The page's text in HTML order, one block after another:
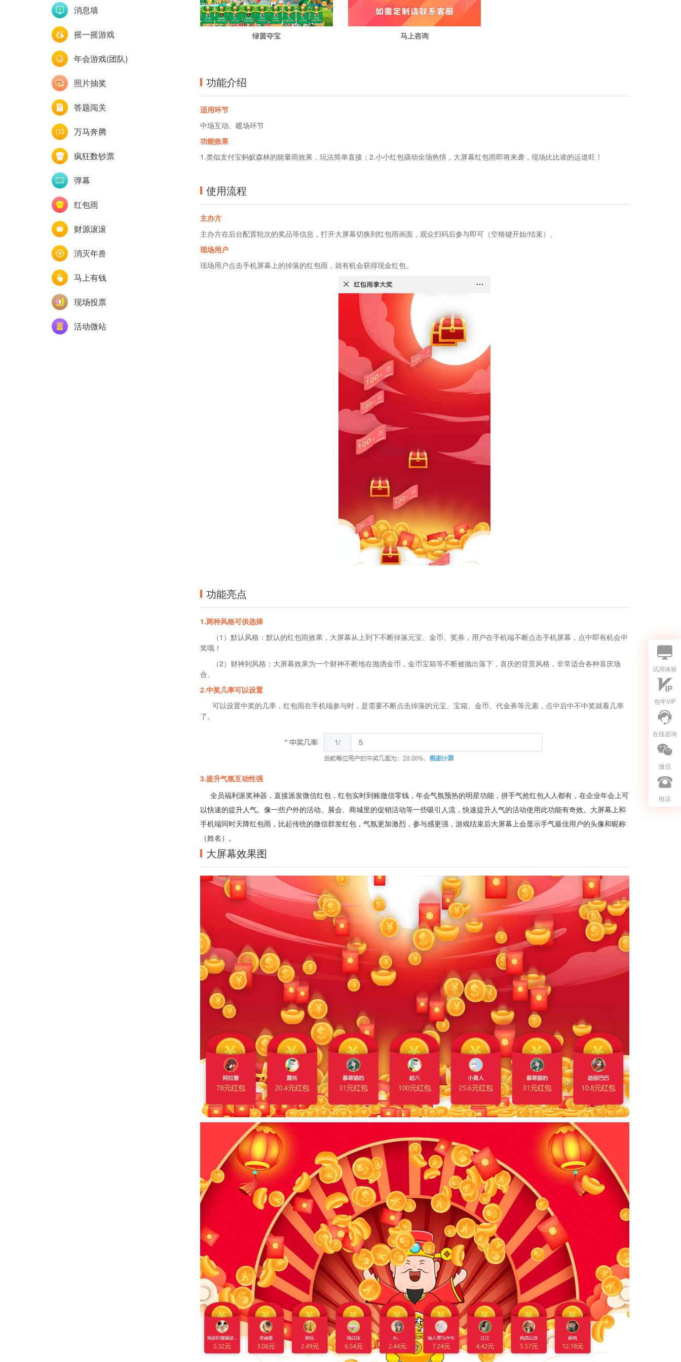
消息墙
摇一摇游戏
年会游戏(团队)
照片抽奖
答题闯关
万马奔腾
疯狂数钞票
弹幕
红包雨
财源滚滚
消灭年兽
马上有钱
现场投票
活动微站
绿茵夺宝 马上咨询
功能介绍
适用环节
中场互动、暖场环节
功能效果
1.类似支付宝蚂蚁森林的能量雨效果，玩法简单直接；2.小小红包撬动全场热情，大屏幕红包雨即将来袭，现场比比谁的运道旺！
使用流程
主办方
主办方在后台配置轮次的奖品等信息，打开大屏幕切换到红包雨画面，观众扫码后参与即可（空格键开始/结束）。
现场用户
现场用户点击手机屏幕上的掉落的红包雨，就有机会获得现金红包。
功能亮点
1.两种风格可供选择
（1）默认风格：默认的红包雨效果，大屏幕从上到下不断掉落元宝、金币、奖券，用户在手机端不断点击手机屏幕，点中即有机会中
奖哦！
（2）财神到风格：大屏幕效果为一个财神不断地在抛洒金币，金币宝箱等不断被抛出落下，喜庆的背景风格，非常适合各种喜庆场
合。
2.中奖几率可以设置
可以设置中奖的几率，红包雨在手机端参与时，是需要不断点击掉落的元宝、宝箱、金币、代金券等元素，点中后中不中奖就看几率
了。
3.提升气氛互动性强
全员福利派奖神器，直接派发微信红包，红包实时到账微信零钱，年会气氛预热的明星功能，拼手气抢红包人人都有，在企业年会上可
以快速的提升人气。像一些户外的活动、展会、商城里的促销活动等一些吸引人流，快速提升人气的活动使用此功能有奇效。大屏幕上和
手机端同时天降红包雨，比起传统的微信群发红包，气氛更加激烈，参与感更强，游戏结束后大屏幕上会显示手气最佳用户的头像和昵称
（姓名）。
大屏幕效果图
试用体验
包年VIP
在线咨询
微信
电话